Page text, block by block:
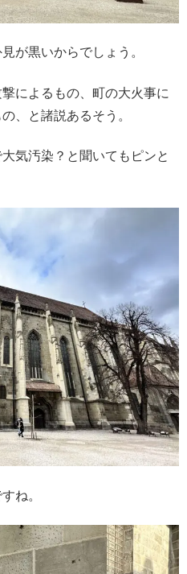
が黒いからでしょう。
によるもの、町の大火事に
、と諸説あるそう。
気汚染？と聞いてもピンと
ね。